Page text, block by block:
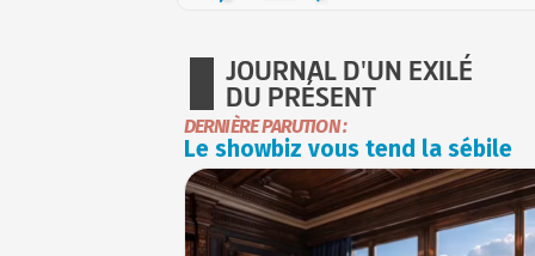
JOURNAL D'UN EXILÉ
DU PRÉSENT
DERNIÈRE PARUTION :
Le showbiz vous tend la sébile